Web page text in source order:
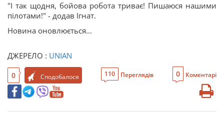
"І так щодня, бойова робота триває! Пишаюся нашими
пілотами!" - додав Ігнат.
Новина оновлюється...
ДЖЕРЕЛО : UNIAN
0 Сподобалося 110 Переглядів 0 Коментарі